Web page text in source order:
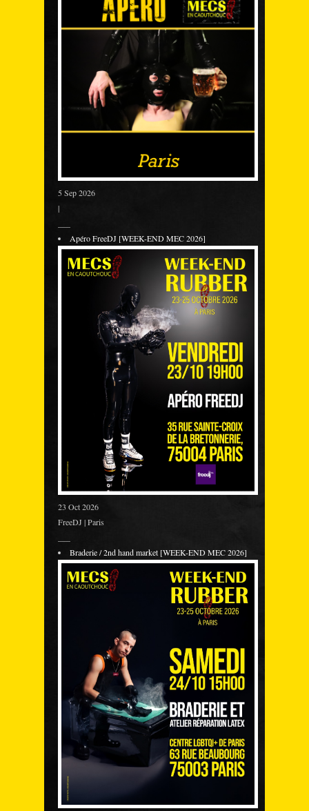
5 Sep 2026
|
Apéro FreeDJ [WEEK-END MEC 2026]
23 Oct 2026
FreeDJ | Paris
Braderie / 2nd hand market [WEEK-END MEC 2026]